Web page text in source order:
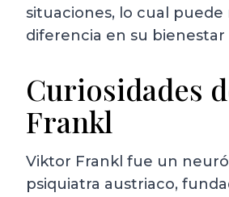
situaciones, lo cual puede
diferencia en su
Curiosidades
Frankl
Viktor Frankl fue un
psiquiatra austriaco,